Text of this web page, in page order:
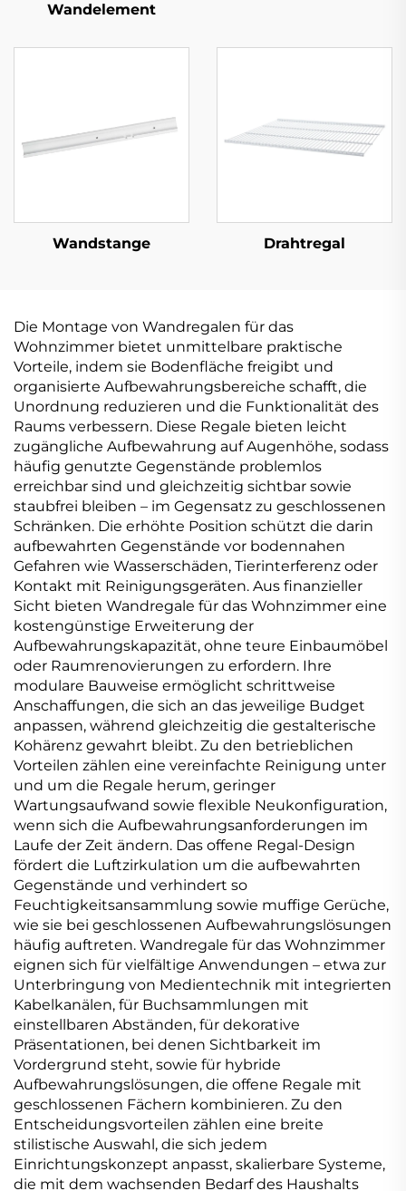
Wandelement
Wandstange Drahtregal
Die Montage von Wandregalen für das
Wohnzimmer bietet unmittelbare praktische
Vorteile, indem sie Bodenfläche freigibt und
organisierte Aufbewahrungsbereiche schafft, die
Unordnung reduzieren und die Funktionalität des
Raums verbessern. Diese Regale bieten leicht
zugängliche Aufbewahrung auf Augenhöhe, sodass
häufig genutzte Gegenstände problemlos
erreichbar sind und gleichzeitig sichtbar sowie
staubfrei bleiben – im Gegensatz zu geschlossenen
Schränken. Die erhöhte Position schützt die darin
aufbewahrten Gegenstände vor bodennahen
Gefahren wie Wasserschäden, Tierinterferenz oder
Kontakt mit Reinigungsgeräten. Aus finanzieller
Sicht bieten Wandregale für das Wohnzimmer eine
kostengünstige Erweiterung der
Aufbewahrungskapazität, ohne teure Einbaumöbel
oder Raumrenovierungen zu erfordern. Ihre
modulare Bauweise ermöglicht schrittweise
Anschaffungen, die sich an das jeweilige Budget
anpassen, während gleichzeitig die gestalterische
Kohärenz gewahrt bleibt. Zu den betrieblichen
Vorteilen zählen eine vereinfachte Reinigung unter
und um die Regale herum, geringer
Wartungsaufwand sowie flexible Neukonfiguration,
wenn sich die Aufbewahrungsanforderungen im
Laufe der Zeit ändern. Das offene Regal-Design
fördert die Luftzirkulation um die aufbewahrten
Gegenstände und verhindert so
Feuchtigkeitsansammlung sowie muffige Gerüche,
wie sie bei geschlossenen Aufbewahrungslösungen
häufig auftreten. Wandregale für das Wohnzimmer
eignen sich für vielfältige Anwendungen – etwa zur
Unterbringung von Medientechnik mit integrierten
Kabelkanälen, für Buchsammlungen mit
einstellbaren Abständen, für dekorative
Präsentationen, bei denen Sichtbarkeit im
Vordergrund steht, sowie für hybride
Aufbewahrungslösungen, die offene Regale mit
geschlossenen Fächern kombinieren. Zu den
Entscheidungsvorteilen zählen eine breite
stilistische Auswahl, die sich jedem
Einrichtungskonzept anpasst, skalierbare Systeme,
die mit dem wachsenden Bedarf des Haushalts